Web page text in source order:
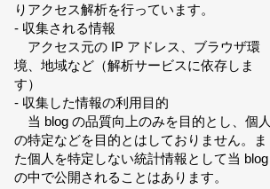
りアクセス解析を行っています。
- 収集される情報
アクセス元の IP アドレス、ブラウザ環
境、地域など（解析サービスに依存しま
す）
- 収集した情報の利用目的
当 blog の品質向上のみを目的とし、個人
の特定などを目的とはしておりません。ま
た個人を特定しない統計情報として当 blog
の中で公開されることはあります。